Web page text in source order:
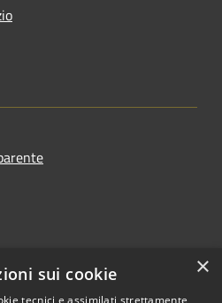
×
sui cookie
tecnici e assimilati strettamente